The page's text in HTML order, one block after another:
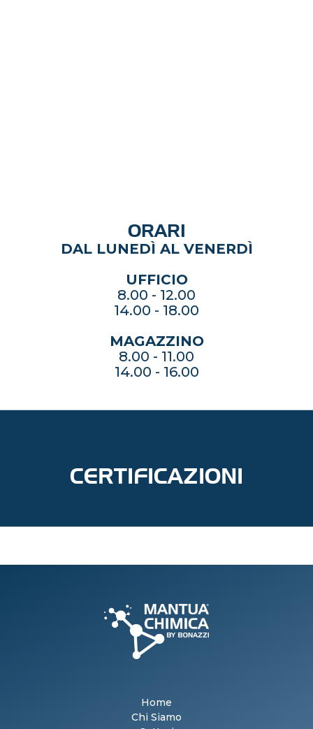
ORARI
DAL LUNEDÌ AL VENERDÌ
UFFICIO
8.00 - 12.00
14.00 - 18.00
MAGAZZINO
8.00 - 11.00
14.00 - 16.00
CERTIFICAZIONI
Home
Chi Siamo